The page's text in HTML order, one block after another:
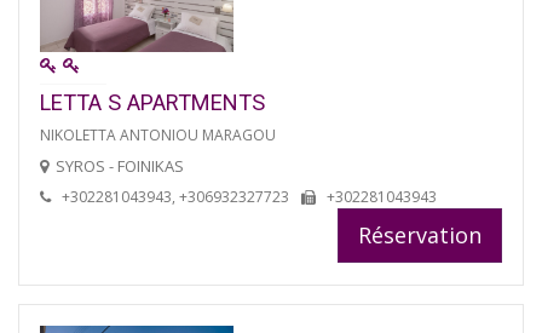
LETTA S APARTMENTS
NIKOLETTA ANTONIOU MARAGOU
SYROS - FOINIKAS
+302281043943, +306932327723 +302281043943
Réservation